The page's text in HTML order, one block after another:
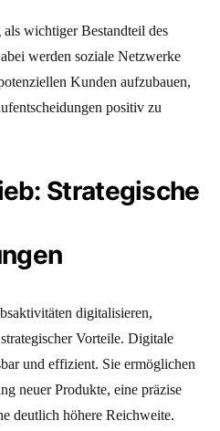
wichtiger Bestandteil des
werden soziale Netzwerke
Kunden aufzubauen,
positiv zu
Strategische
digitalisieren,
Vorteile. Digitale
und effizient. Sie ermöglichen
neuer Produkte, eine präzise
deutlich höhere Reichweite.